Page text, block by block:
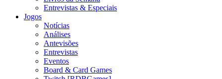
Entrevistas & Especiais
Jogos
Notícias
Análises
Antevisões
Entrevistas
Eventos
Board & Card Games